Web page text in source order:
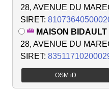
28, AVENUE DU
SIRET:
MAISON BIDAULT
28, AVENUE DU
SIRET:
OSM iD